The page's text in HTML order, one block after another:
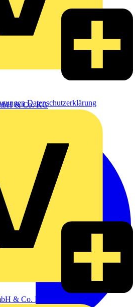
& Co. KG
& Co. KG
und erhalten Sie stets aktuelle
Datenschutzerklärung